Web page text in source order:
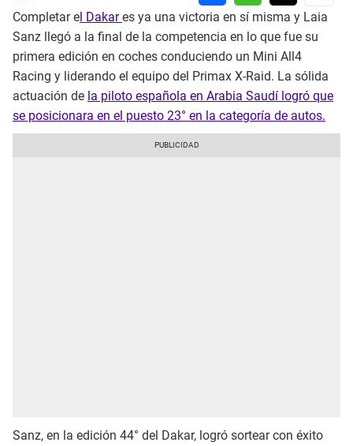
Completar e l Dakares ya una victoria en sí misma y Laia
Sanz llegó a la final de la competencia en lo que fue su
primera edición en coches conduciendo un Mini All4
Racing y liderando el equipo del Primax X-Raid. La sólida
actuación de la piloto española en Arabia Saudí logró que
se posicionara en el puesto 23° en la categoría de autos.
Sanz, en la edición 44° del Dakar, logró sortear con éxito